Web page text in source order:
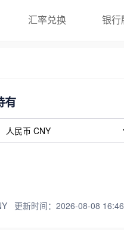
汇率兑换 银行
有
更新时间：2026-08-08